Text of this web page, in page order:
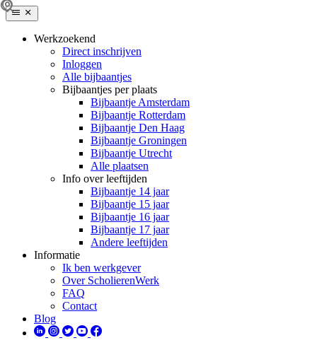
Werkzoekend
Direct inschrijven
Inloggen
Alle bijbaantjes
Bijbaantjes per plaats
Bijbaantje Amsterdam
Bijbaantje Rotterdam
Bijbaantje Den Haag
Bijbaantje Groningen
Bijbaantje Utrecht
Alle plaatsen
Info over leeftijden
Bijbaantje 14 jaar
Bijbaantje 15 jaar
Bijbaantje 16 jaar
Bijbaantje 17 jaar
Andere leeftijden
Informatie
Ik ben werkgever
Over ScholierenWerk
FAQ
Contact
Blog